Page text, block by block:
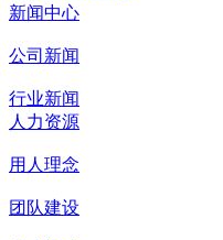
新闻中心
公司新闻
行业新闻
人力资源
用人理念
团队建设